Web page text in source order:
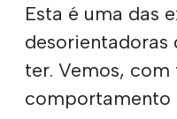
Esta é uma das
desorientadoras
ter. Vemos,
comportamento